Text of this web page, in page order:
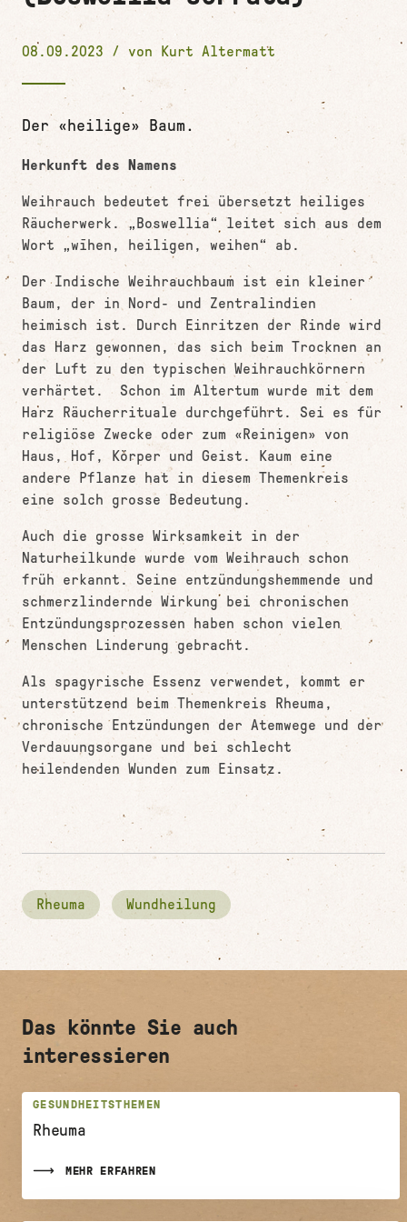
08.09.2023 / von Kurt Altermatt
Der «heilige» Baum.
Herkunft des Namens
Weihrauch bedeutet frei übersetzt heiliges
Räucherwerk. „Boswellia“ leitet sich aus dem
Wort „wīhen, heiligen, weihen“ ab.
Der Indische Weihrauchbaum ist ein kleiner
Baum, der in Nord- und Zentralindien
heimisch ist. Durch Einritzen der Rinde wird
das Harz gewonnen, das sich beim Trocknen an
der Luft zu den typischen Weihrauchkörnern
verhärtet. Schon im Altertum wurde mit dem
Harz Räucherrituale durchgeführt. Sei es für
religiöse Zwecke oder zum «Reinigen» von
Haus, Hof, Körper und Geist. Kaum eine
andere Pflanze hat in diesem Themenkreis
eine solch grosse Bedeutung.
Auch die grosse Wirksamkeit in der
Naturheilkunde wurde vom Weihrauch schon
früh erkannt. Seine entzündungshemmende und
schmerzlindernde Wirkung bei chronischen
Entzündungsprozessen haben schon vielen
Menschen Linderung gebracht.
Als spagyrische Essenz verwendet, kommt er
unterstützend beim Themenkreis Rheuma,
chronische Entzündungen der Atemwege und der
Verdauungsorgane und bei schlecht
heilendenden Wunden zum Einsatz.
Rheuma Wundheilung
Das könnte Sie auch
interessieren
GESUNDHEITSTHEMEN
Rheuma
MEHR ERFAHREN